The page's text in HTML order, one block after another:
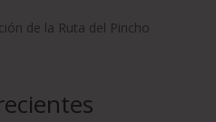
de la Ruta del Pincho